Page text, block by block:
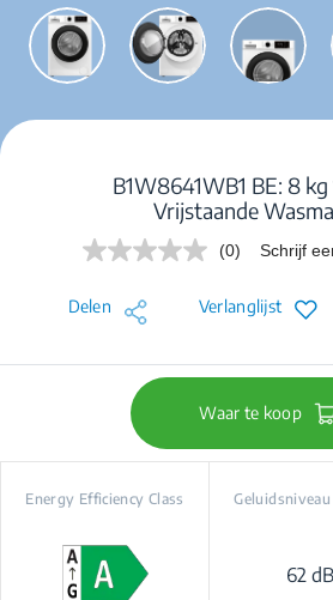
B1W8641WB1 BE: 8
Vrijstaande
Geen
Dezelfde
paginalink.
(0) Schrijf
Delen Verlanglijst
Waar te koop
Energy Efficiency Class
62 dB